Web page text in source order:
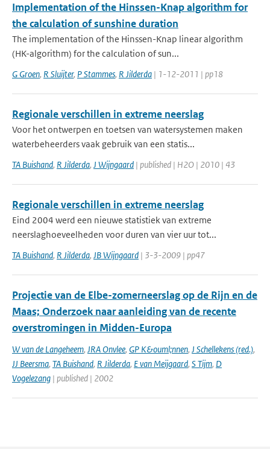
Implementation of the Hinssen-Knap algorithm for
the calculation of sunshine duration
The implementation of the Hinssen-Knap linear algorithm
(HK-algorithm) for the calculation of sun...
G Groen, R Sluijter, P Stammes, R Jilderda | 1-12-2011 | pp18
Regionale verschillen in extreme neerslag
Voor het ontwerpen en toetsen van watersystemen maken
waterbeheerders vaak gebruik van een statis...
TA Buishand, R Jilderda, J Wijngaard | published | H2O | 2010 | 43
Regionale verschillen in extreme neerslag
Eind 2004 werd een nieuwe statistiek van extreme
neerslaghoeveelheden voor duren van vier uur tot...
TA Buishand, R Jilderda, JB Wijngaard | 3-3-2009 | pp47
Projectie van de Elbe-zomerneerslag op de Rijn en de
Maas; Onderzoek naar aanleiding van de recente
overstromingen in Midden-Europa
W van de Langeheem, JRA Onvlee, GP K&ouml;nnen, J Schellekens (red.),
JJ Beersma, TA Buishand, R Jilderda, E van Meijgaard, S Tijm, D
Vogelezang | published | 2002